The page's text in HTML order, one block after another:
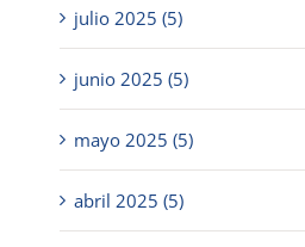
julio 2025 (5)
junio 2025 (5)
mayo 2025 (5)
abril 2025 (5)